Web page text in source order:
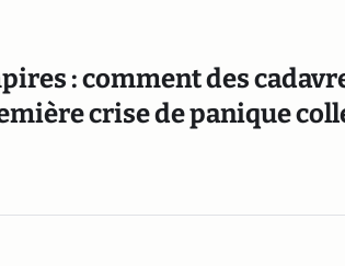
: comment des
crise de panique